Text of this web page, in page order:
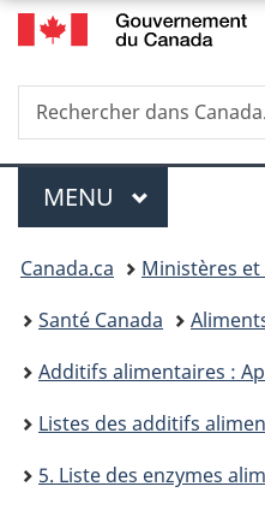
Recherche
Rechercher
dans
Menu
MENU PRINCIPAL
Vous
êtes
ici :
Canada.ca
Ministères
Santé Canada
Additifs alimentaires :
Listes des additifs
5. Liste des enzymes alimentaires